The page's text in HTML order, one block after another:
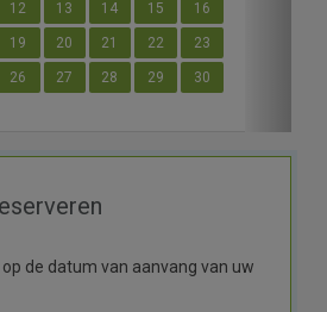
12 13 14 15 16
19 20 21 22 23
26 27 28 29 30
op de datum van aanvang van uw